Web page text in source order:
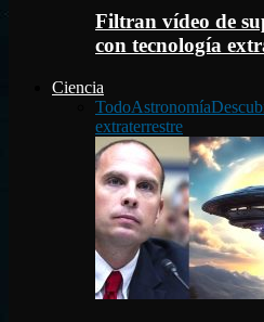
Filtran vídeo de
con tecnología
Ciencia
TodoAstronomía
extraterrestre